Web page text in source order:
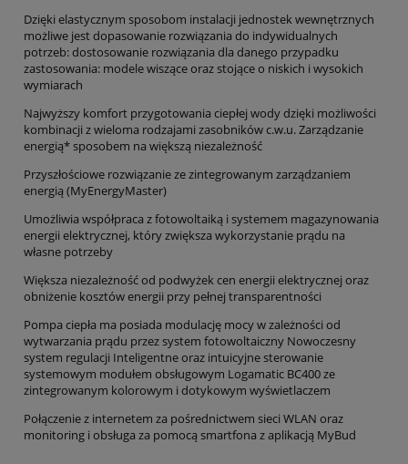
Dzięki elastycznym sposobom instalacji jednostek wewnętrznych
możliwe jest dopasowanie rozwiązania do indywidualnych
potrzeb: dostosowanie rozwiązania dla danego przypadku
zastosowania: modele wiszące oraz stojące o niskich i wysokich
wymiarach
Najwyższy komfort przygotowania ciepłej wody dzięki możliwości
kombinacji z wieloma rodzajami zasobników c.w.u. Zarządzanie
energią* sposobem na większą niezależność
Przyszłościowe rozwiązanie ze zintegrowanym zarządzaniem
energią (MyEnergyMaster)
Umożliwia współpraca z fotowoltaiką i systemem magazynowania
energii elektrycznej, który zwiększa wykorzystanie prądu na
własne potrzeby
Większa niezależność od podwyżek cen energii elektrycznej oraz
obniżenie kosztów energii przy pełnej transparentności
Pompa ciepła ma posiada modulację mocy w zależności od
wytwarzania prądu przez system fotowoltaiczny Nowoczesny
system regulacji Inteligentne oraz intuicyjne sterowanie
systemowym modułem obsługowym Logamatic BC400 ze
zintegrowanym kolorowym i dotykowym wyświetlaczem
Połączenie z internetem za pośrednictwem sieci WLAN oraz
monitoring i obsługa za pomocą smartfona z aplikacją MyBud